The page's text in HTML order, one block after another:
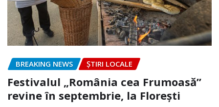
BREAKING NEWS ȘTIRI LOCALE
Festivalul „România cea Frumoasă”
revine în septembrie, la Florești